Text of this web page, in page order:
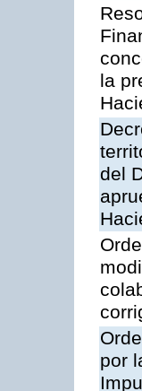
la
del
por